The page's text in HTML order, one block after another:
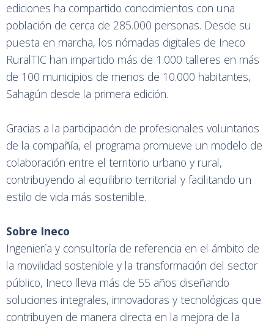
ediciones ha compartido conocimientos con una
población de cerca de 285.000 personas. Desde su
puesta en marcha, los nómadas digitales de Ineco
RuralTIC han impartido más de 1.000 talleres en más
de 100 municipios de menos de 10.000 habitantes,
Sahagún desde la primera edición.
Gracias a la participación de profesionales voluntarios
de la compañía, el programa promueve un modelo de
colaboración entre el territorio urbano y rural,
contribuyendo al equilibrio territorial y facilitando un
estilo de vida más sostenible.
Sobre Ineco
Ingeniería y consultoría de referencia en el ámbito de
la movilidad sostenible y la transformación del sector
público, Ineco lleva más de 55 años diseñando
soluciones integrales, innovadoras y tecnológicas que
contribuyen de manera directa en la mejora de la